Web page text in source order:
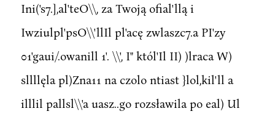
Ini('s7.],al'teO\\, za Twoją ofial'llą i
Iwziulpl'psO\\'llIl pl'acę zwlaszc7.a PI'zy
01'gaui/.owanill 1'. \\', I" któl'Il II) )lraca W)
sllllęla pl)Zna11 na czolo ntiast }lol,kil'll a
illlil pallsl\\'a uasz..go rozsławila po eal) Ul